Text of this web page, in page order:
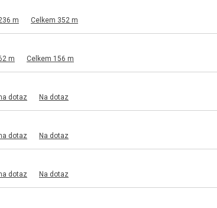
m Celkem 352 m
m Celkem 156 m
dotaz Na dotaz
dotaz Na dotaz
dotaz Na dotaz